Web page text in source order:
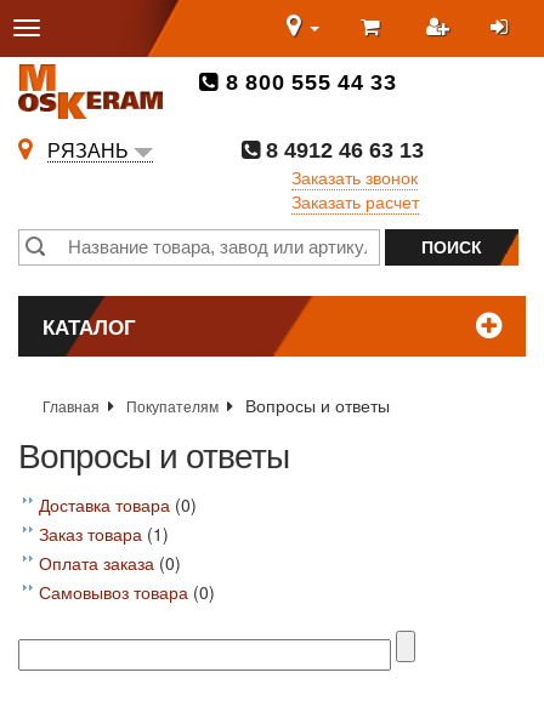
8 800 555 44 33
РЯЗАНЬ
8 4912 46 63 13
Заказать звонок
Заказать расчет
КАТАЛОГ
Главная Покупателям Вопросы и ответы
Вопросы и ответы
Доставка товара (0)
Заказ товара (1)
Оплата заказа (0)
Самовывоз товара (0)